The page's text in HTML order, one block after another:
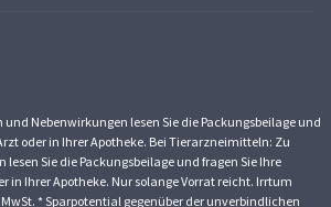
Nebenwirkungen lesen Sie die Packungsbeilage und
oder in Ihrer Apotheke. Bei Tierarzneimitteln: Zu
lesen Sie die Packungsbeilage und fragen Sie Ihre
in Ihrer Apotheke. Nur solange Vorrat reicht. Irrtum
* Sparpotential gegenüber der unverbindlichen